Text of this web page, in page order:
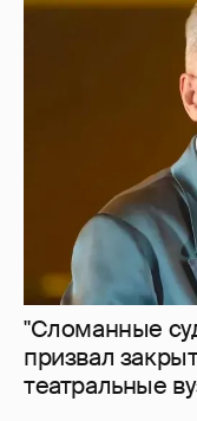
"Сломанные
призвал
театральные